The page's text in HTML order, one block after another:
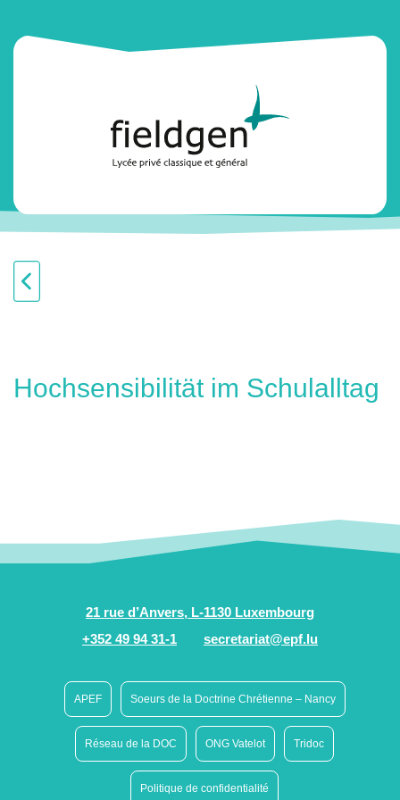
Hochsensibilität im Schulalltag
21 rue d’Anvers, L-1130 Luxembourg
+352 49 94 31-1
secretariat@epf.lu
APEF Soeurs de la Doctrine Chrétienne – Nancy
Réseau de la DOC ONG Vatelot Tridoc
Politique de confidentialité